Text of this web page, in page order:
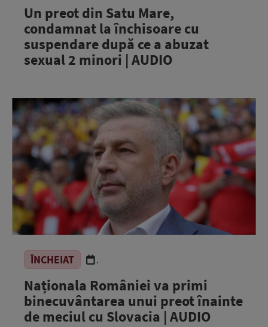
Un preot din Satu Mare,
condamnat la închisoare cu
suspendare după ce a abuzat
sexual 2 minori | AUDIO
ÎNCHEIAT .
Naționala României va primi
binecuvântarea unui preot înainte
de meciul cu Slovacia | AUDIO